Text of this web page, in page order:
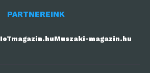
PARTNEREINK
IoTmagazin.huMuszaki-magazin.hu